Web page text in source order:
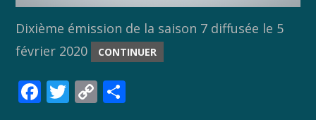
Dixième émission de la saison 7 diffusée le 5
février 2020
CONTINUER
F T C